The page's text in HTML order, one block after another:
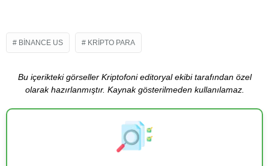
BINANCE US KRIPTO PARA
Bu içerikteki görseller Kriptofoni editoryal ekibi tarafından özel
olarak hazırlanmıştır. Kaynak gösterilmeden kullanılamaz.